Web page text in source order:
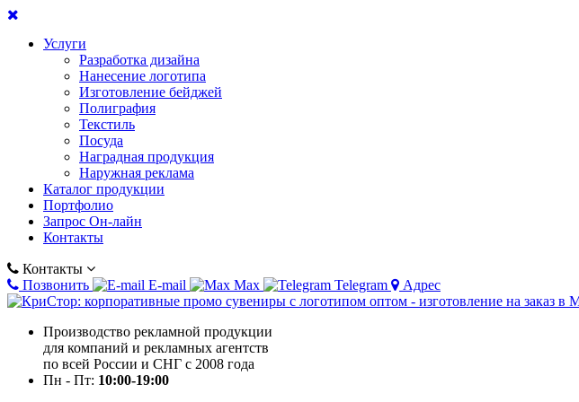
Услуги
Разработка дизайна
Нанесение логотипа
Изготовление бейджей
Полиграфия
Текстиль
Посуда
Наградная продукция
Наружная реклама
Каталог продукции
Портфолио
Запрос Он-лайн
Контакты
Контакты
Позвонить
E-mail Max Telegram Адрес
Производство рекламной продукции
для компаний и рекламных агентств
по всей России и СНГ с 2008 года
Пн - Пт: 10:00-19:00